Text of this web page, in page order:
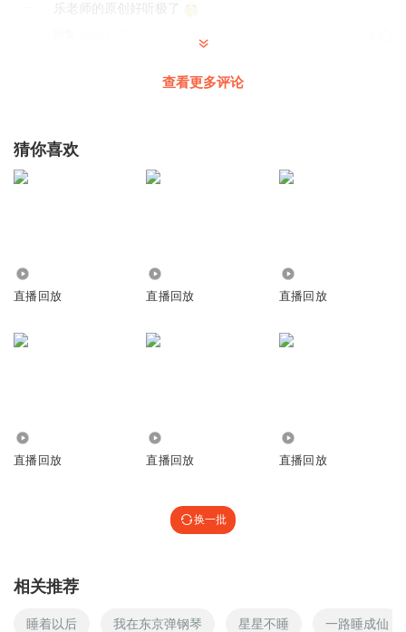
乐老师的原创好听极了
回复 @ 过奖啦！
查看更多评论
猜你喜欢
直播回放 直播回放 直播回放
直播回放 直播回放 直播回放
换一批
相关推荐
睡着以后 我在东京弹钢琴 星星不睡 一路睡成仙